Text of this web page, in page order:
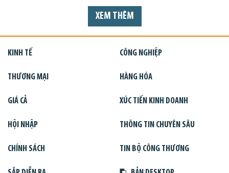
XEM THÊM
KINH TẾ CÔNG NGHIỆP
THƯƠNG MẠI HÀNG HÓA
GIÁ CẢ XÚC TIẾN KINH DOANH
HỘI NHẬP THÔNG TIN CHUYÊN SÂU
CHÍNH SÁCH TIN BỘ CÔNG THƯƠNG